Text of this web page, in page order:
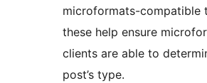
microformats-compatible
these help ensure
clients are able to
post’s type.